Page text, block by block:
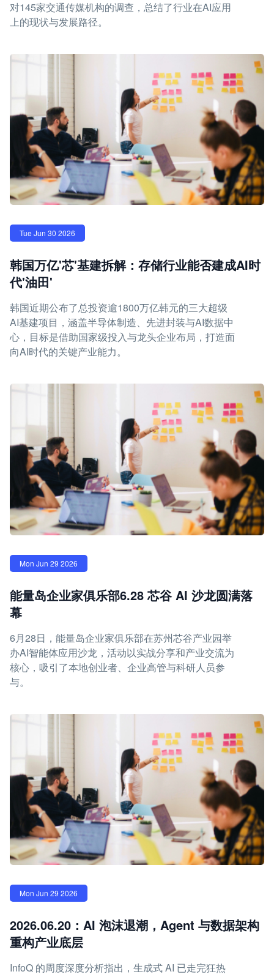
对145家交通传媒机构的调查，总结了行业在AI应用
上的现状与发展路径。
Tue Jun 30 2026
韩国万亿'芯'基建拆解：存储行业能否建成AI时
代'油田'
韩国近期公布了总投资逾1800万亿韩元的三大超级
AI基建项目，涵盖半导体制造、先进封装与AI数据中
心，目标是借助国家级投入与龙头企业布局，打造面
向AI时代的关键产业能力。
Mon Jun 29 2026
能量岛企业家俱乐部6.28 芯谷 AI 沙龙圆满落
幕
6月28日，能量岛企业家俱乐部在苏州芯谷产业园举
办AI智能体应用沙龙，活动以实战分享和产业交流为
核心，吸引了本地创业者、企业高管与科研人员参
与。
Mon Jun 29 2026
2026.06.20：AI 泡沫退潮，Agent 与数据架构
重构产业底层
InfoQ 的周度深度分析指出，生成式 AI 已走完狂热